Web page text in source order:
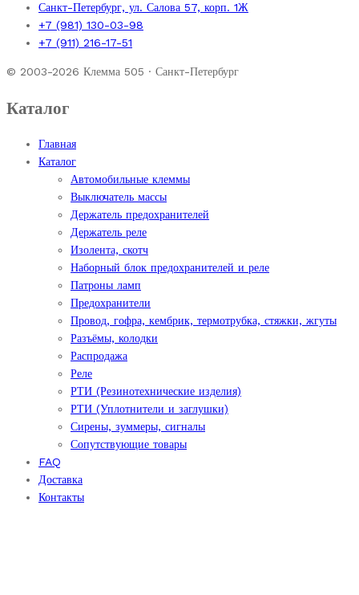
Санкт-Петербург, ул. Салова 57, корп. 1Ж
+7 (981) 130-03-98
+7 (911) 216-17-51
© 2003-2026 Клемма 505 · Санкт-Петербург
Каталог
Главная
Каталог
Автомобильные клеммы
Выключатель массы
Держатель предохранителей
Держатель реле
Изолента, скотч
Наборный блок предохранителей и реле
Патроны ламп
Предохранители
Провод, гофра, кембрик, термотрубка, стяжки, жгуты
Разъёмы, колодки
Распродажа
Реле
РТИ (Резинотехнические изделия)
РТИ (Уплотнители и заглушки)
Сирены, зуммеры, сигналы
Сопутствующие товары
FAQ
Доставка
Контакты